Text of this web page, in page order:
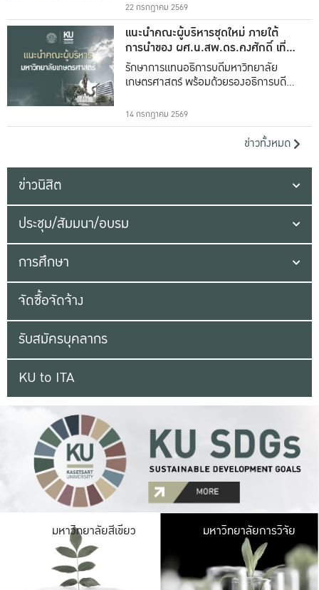
22 กรกฎาคม 2569
แนะนำคณะผู้บริหารชุดใหม่ ภายใต้
การนำของ ผศ.น.สพ.ดร.คงศักดิ์ เที่ยง
ธรรม
รักษาการแทนอธิการบดีมหาวิทยาลัย
เกษตรศาสตร์ พร้อมด้วยรองอธิการบดีทั้ง
14 กรกฎาคม 2569
ข่าวทั้งหมด
ข่าวนิสิต
ประชุม/สัมมนา/อบรม
การศึกษา
จัดซื้อจัดจ้าง
รับสมัครบุคลากร
KU to ITA
มหาวิทยาลัยสีเขียว มหาวิ
มีพื้นที่เขียวสดใส
เป็นป่าในเมือง เกษต
มหาวิทยาลัยการวิจัย